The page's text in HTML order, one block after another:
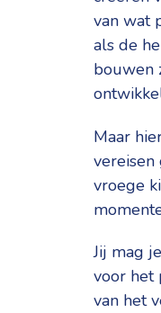
van wat
als de
bouwen
Maar
vereisen
vroege
Jij mag
voor het
van het